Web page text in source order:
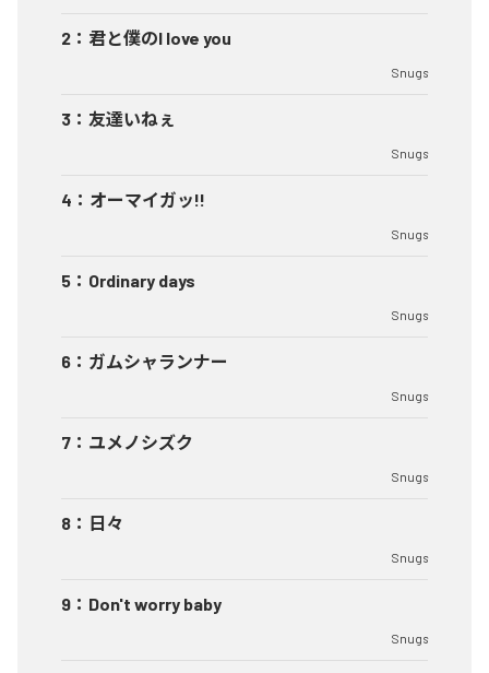
2 ： 君と僕のI love you
Snugs
3 ： 友達いねぇ
Snugs
4 ： オーマイガッ!!
Snugs
5 ： Ordinary days
Snugs
6 ： ガムシャランナー
Snugs
7 ： ユメノシズク
Snugs
8 ： 日々
Snugs
9 ： Don't worry baby
Snugs